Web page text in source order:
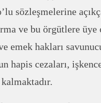
sözleşmelerine
ve bu örgütlere üye
emek hakları
hapis cezaları,